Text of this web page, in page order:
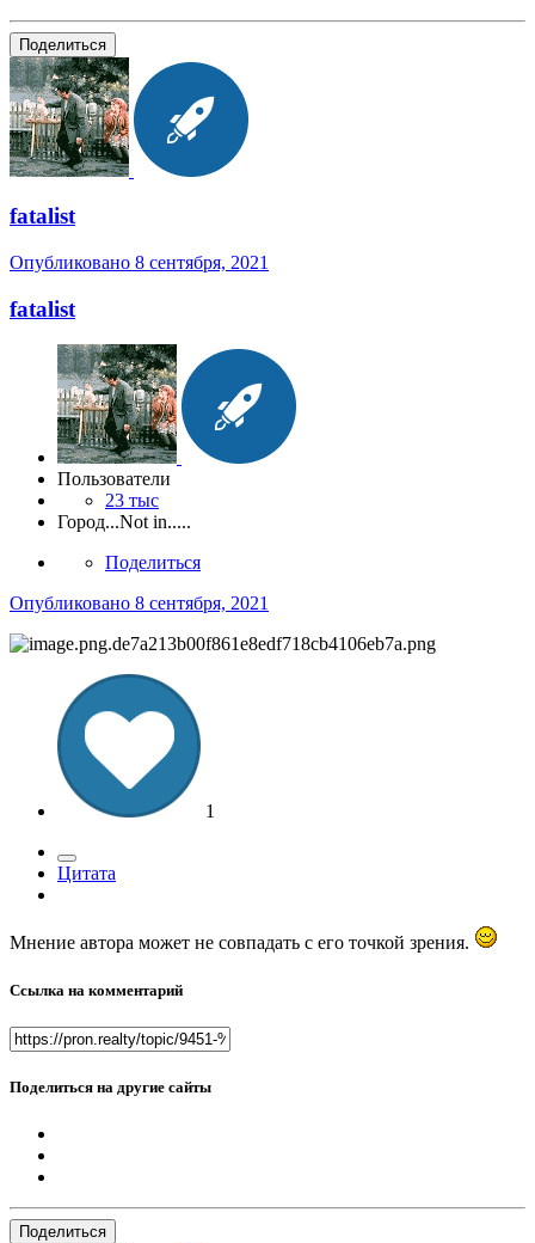
Поделиться
fatalist
Опубликовано 8 сентября, 2021
fatalist
Пользователи
23 тыс
Город...Not in.....
Поделиться
Опубликовано 8 сентября, 2021
1
Цитата
Мнение автора может не совпадать с его точкой зрения.
Ссылка на комментарий
Поделиться на другие сайты
Поделиться